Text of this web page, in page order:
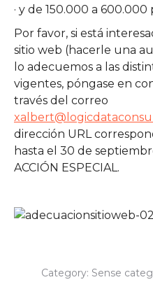
· y de 150.000 a 600.000
Por favor, si está
sitio web (hacerle una
lo adecuemos a las
vigentes, póngase en
través del correo
dirección URL
hasta el 30 de
ACCIÓN ESPECIAL.
Category: Sense